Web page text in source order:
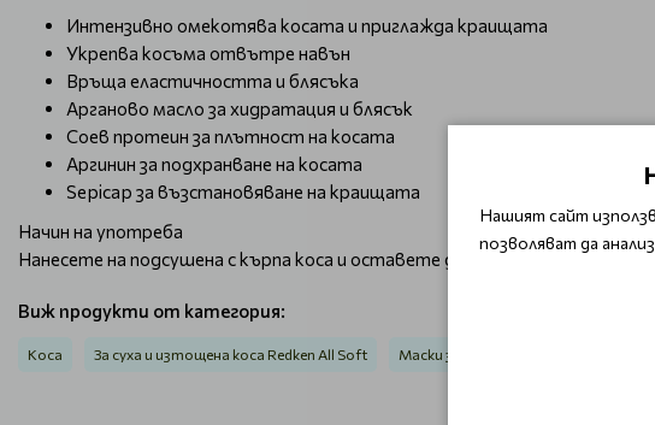
Интензивно омекотява косата и приглажда краищата
Укрепва косъма отвътре навън
Връща еластичността и блясъка
Арганово масло за хидратация и блясък
Соев протеин за плътност на косата
Аргинин за подхранване на косата
Sepicap за възстановяване на краищата
Начин на употреба
Нанесете на подсушена с кърпа коса и оставете да подейства 5-15
Виж продукти от категория:
Коса За суха и изтощена коса Redken All Soft Маски за коса
Нашият сайт
позволяват да